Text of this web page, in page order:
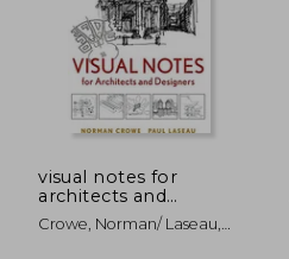
visual notes for
architects and
designers
Crowe, Norman/ Laseau,